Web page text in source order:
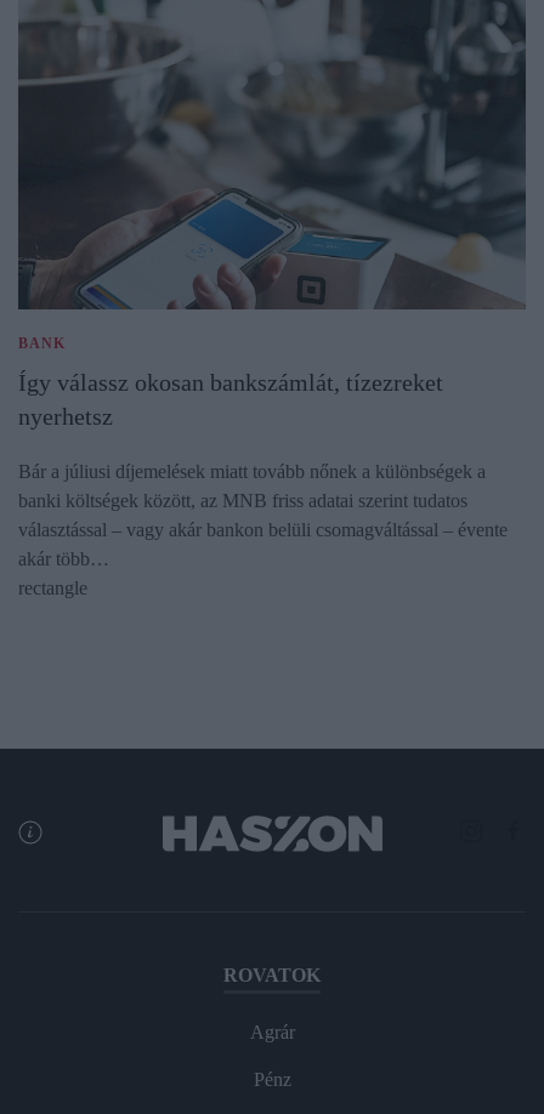
BANK
Így válassz okosan bankszámlát, tízezreket
nyerhetsz
Bár a júliusi díjemelések miatt tovább nőnek a különbségek a
banki költségek között, az MNB friss adatai szerint tudatos
választással – vagy akár bankon belüli csomagváltással – évente
akár több…
rectangle
ROVATOK
Agrár
Pénz